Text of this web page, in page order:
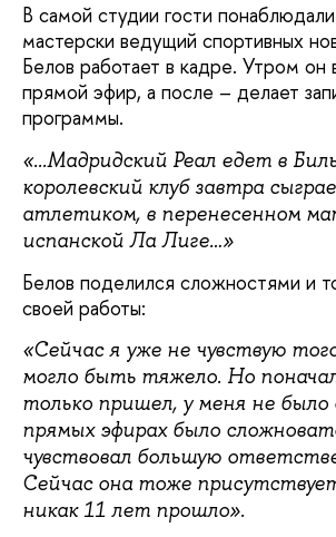
В самой студии гости
мастерски ведущий спортивных
Белов работает в кадре. Утром он
прямой эфир, а после – делает
программы.
«...Мадридский Реал едет в
королевский клуб завтра
атлетиком, в перенесенном
испанской Ла Лиге…»
Белов поделился сложностями и
своей работы:
«Сейчас я уже не чувствую
могло быть тяжело. Но
только пришел, у меня не
прямых эфирах было
чувствовал большую
Сейчас она тоже
никак 11 лет прошло».